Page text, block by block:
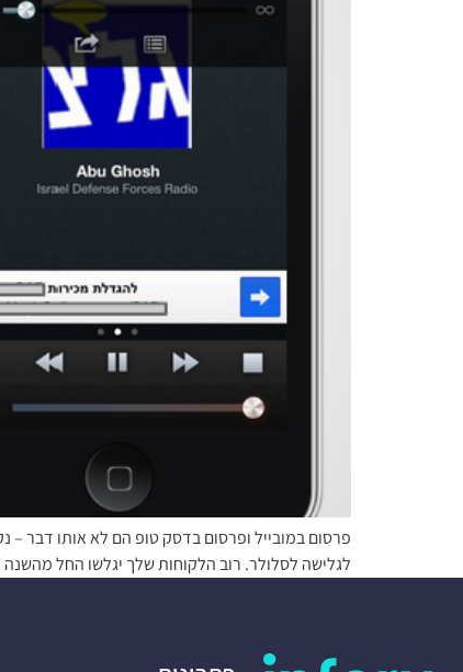
פרסום במובייל ופרסום בדסק טופ הם לא אותו דבר –
לגלישה לסלולר. רוב הלקוחות שלך יגלשו החל